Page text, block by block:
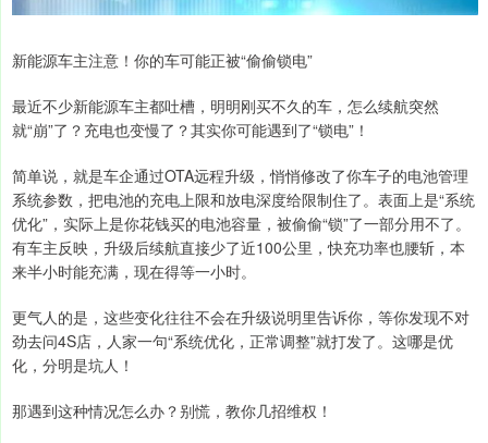
新能源车主注意！你的车可能正被“偷偷锁电”
最近不少新能源车主都吐槽，明明刚买不久的车，怎么续航突然
就“崩”了？充电也变慢了？其实你可能遇到了“锁电”！
简单说，就是车企通过OTA远程升级，悄悄修改了你车子的电池管理
系统参数，把电池的充电上限和放电深度给限制住了。表面上是“系统
优化”，实际上是你花钱买的电池容量，被偷偷“锁”了一部分用不了。
有车主反映，升级后续航直接少了近100公里，快充功率也腰斩，本
来半小时能充满，现在得等一小时。
更气人的是，这些变化往往不会在升级说明里告诉你，等你发现不对
劲去问4S店，人家一句“系统优化，正常调整”就打发了。这哪是优
化，分明是坑人！
那遇到这种情况怎么办？别慌，教你几招维权！